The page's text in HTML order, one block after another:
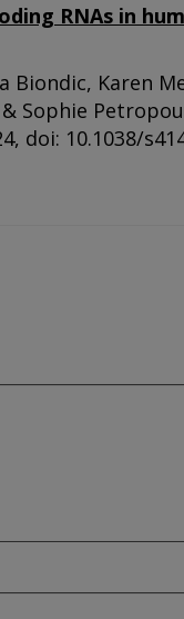
RNAs in
Biondic, Karen
Sophie
doi: 10.1038/